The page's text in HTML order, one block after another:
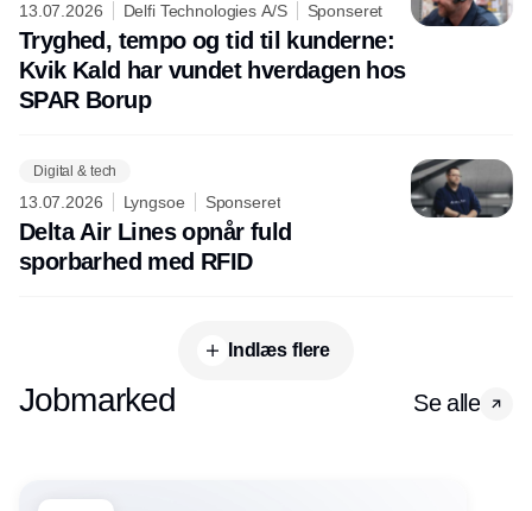
13.07.2026 Delfi Technologies A/S Sponseret
Tryghed, tempo og tid til kunderne:
Kvik Kald har vundet hverdagen hos
SPAR Borup
Digital & tech
13.07.2026 Lyngsoe Sponseret
Delta Air Lines opnår fuld
sporbarhed med RFID
Indlæs flere
Jobmarked Se alle